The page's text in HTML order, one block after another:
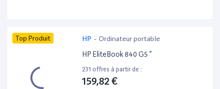
Top Produit HP - Ordinateur portable
HP EliteBook 840 G5 ”
231 offres à partir de :
159,82 €